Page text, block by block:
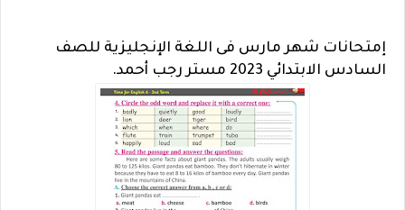
إمتحانات شهر مارس فى اللغة الإنجليزية للصف
السادس الابتدائي 2023 مستر رجب أحمد.